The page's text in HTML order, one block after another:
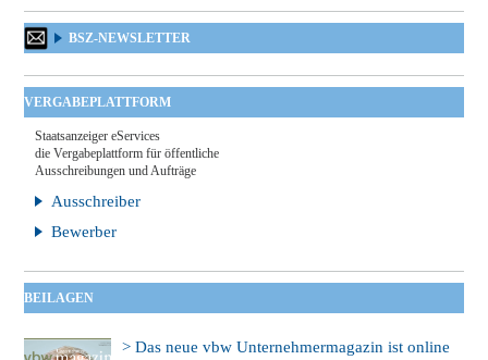
BSZ-NEWSLETTER
VERGABEPLATTFORM
Staatsanzeiger eServices
die Vergabeplattform für öffentliche
Ausschreibungen und Aufträge
Ausschreiber
Bewerber
BEILAGEN
> Das neue vbw Unternehmermagazin ist online